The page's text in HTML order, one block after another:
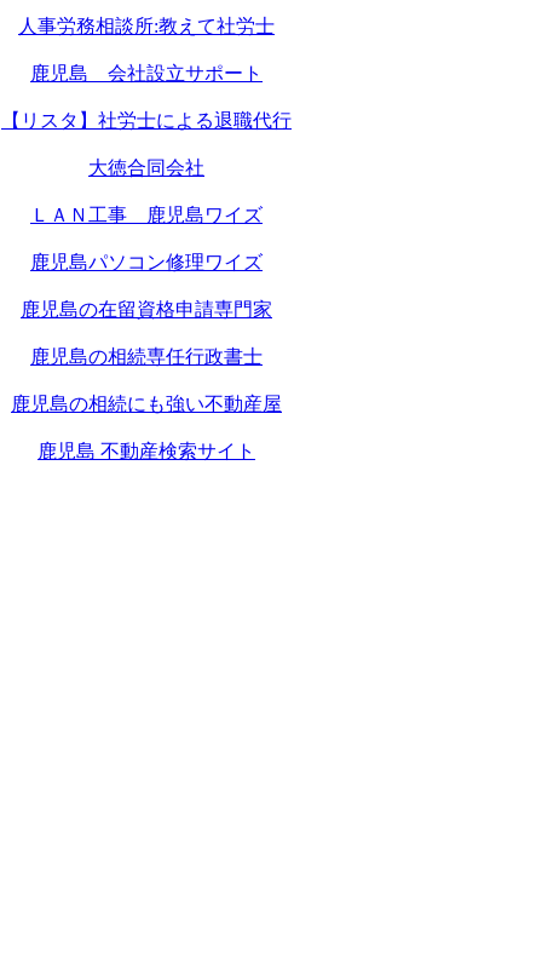
人事労務相談所:教えて社労士
鹿児島 会社設立サポート
【リスタ】社労士による退職代行
大徳合同会社
ＬＡＮ工事 鹿児島ワイズ
鹿児島パソコン修理ワイズ
鹿児島の在留資格申請専門家
鹿児島の相続専任行政書士
鹿児島の相続にも強い不動産屋
鹿児島 不動産検索サイト